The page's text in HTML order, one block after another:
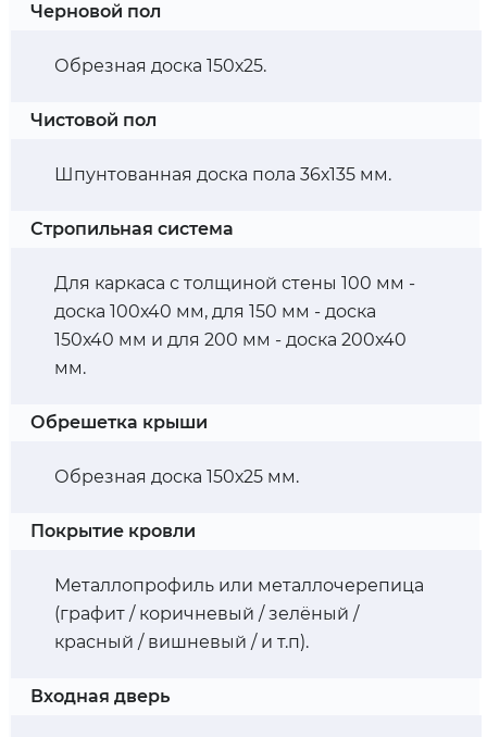
Черновой пол
Обрезная доска 150х25.
Чистовой пол
Шпунтованная доска пола 36х135 мм.
Стропильная система
Для каркаса с толщиной стены 100 мм -
доска 100х40 мм, для 150 мм - доска
150х40 мм и для 200 мм - доска 200х40
мм.
Обрешетка крыши
Обрезная доска 150х25 мм.
Покрытие кровли
Металлопрофиль или металлочерепица
(графит / коричневый / зелёный /
красный / вишневый / и т.п).
Входная дверь